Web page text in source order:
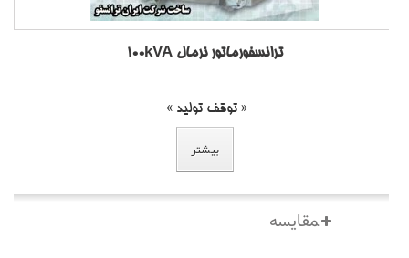
ترانسفورماتور نرمال 100kVA
« توقف تولید »
بیشتر